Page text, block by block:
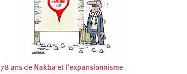
78 ans de Nakba et l’expansionnisme